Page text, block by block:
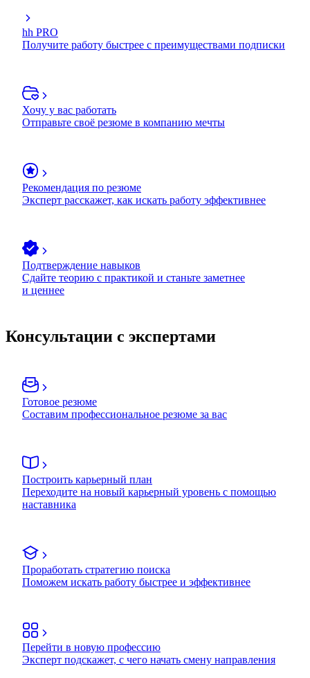
hh PRO
Получите работу быстрее с преимуществами подписки
Хочу у вас работать
Отправьте своё резюме в компанию мечты
Рекомендация по резюме
Эксперт расскажет, как искать работу эффективнее
Подтверждение навыков
Сдайте теорию с практикой и станьте заметнее
и ценнее
Консультации с экспертами
Готовое резюме
Составим профессиональное резюме за вас
Построить карьерный план
Переходите на новый карьерный уровень с помощью
наставника
Проработать стратегию поиска
Поможем искать работу быстрее и эффективнее
Перейти в новую профессию
Эксперт подскажет, с чего начать смену направления